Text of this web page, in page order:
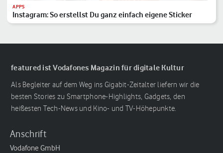
APPS
Instagram: So erstellst Du ganz einfach eigene Sticker
featured ist Vodafones Magazin für digitale Kultur
Als Begleiter auf dem Weg ins Gigabit-Zeitalter liefern wir die
besten Stories zu Smartphone-Highlights, Gadgets, den
heißesten Tech-News und Kino- und TV-Höhepunkte.
Anschrift
Vodafone GmbH